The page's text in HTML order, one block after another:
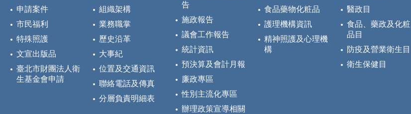
申請案件
市民福利
特殊照護
文宣出版品
臺北市財團法人衛
生基金會申請
組織架構
業務職掌
歷史沿革
大事紀
位置及交通資訊
聯絡電話及傳真
分層負責明細表
告
施政報告
議會工作報告
統計資訊
預決算及會計月報
廉政專區
性別主流化專區
辦理政策宣導相關
食品藥物化粧品
護理機構資訊
精神照護及心理機
構
醫政目
食品、藥政及化粧
品目
防疫及營業衛生目
衛生保健目